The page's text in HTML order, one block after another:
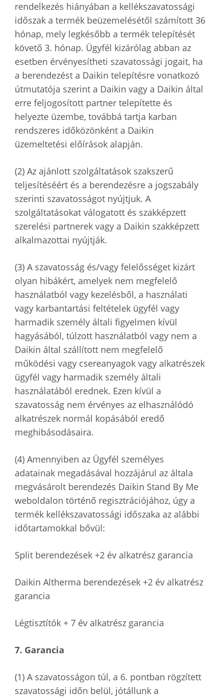
rendelkezés hiányában a kellékszavatossági
időszak a termék beüzemelésétől számított 36
hónap, mely legkésőbb a termék telepítését
követő 3. hónap. Ügyfél kizárólag abban az
esetben érvényesítheti szavatossági jogait, ha
a berendezést a Daikin telepítésre vonatkozó
útmutatója szerint a Daikin vagy a Daikin által
erre feljogosított partner telepítette és
helyezte üzembe, továbbá tartja karban
rendszeres időközönként a Daikin
üzemeltetési előírások alapján.
(2) Az ajánlott szolgáltatások szakszerű
teljesítéséért és a berendezésre a jogszabály
szerinti szavatosságot nyújtjuk. A
szolgáltatásokat válogatott és szakképzett
szerelési partnerek vagy a Daikin szakképzett
alkalmazottai nyújtják.
(3) A szavatosság és/vagy felelősséget kizárt
olyan hibákért, amelyek nem megfelelő
használatból vagy kezelésből, a használati
vagy karbantartási feltételek ügyfél vagy
harmadik személy általi figyelmen kívül
hagyásából, túlzott használatból vagy nem a
Daikin által szállított nem megfelelő
működési vagy csereanyagok vagy alkatrészek
ügyfél vagy harmadik személy általi
használatából erednek. Ezen kívül a
szavatosság nem érvényes az elhasználódó
alkatrészek normál kopásából eredő
meghibásodásaira.
(4) Amennyiben az Ügyfél személyes
adatainak megadásával hozzájárul az általa
megvásárolt berendezés Daikin Stand By Me
weboldalon történő regisztrációjához, úgy a
termék kellékszavatossági időszaka az alábbi
időtartamokkal bővül:
Split berendezések +2 év alkatrész garancia
Daikin Altherma berendezések +2 év alkatrész
garancia
Légtisztítók + 7 év alkatrész garancia
7. Garancia
(1) A szavatosságon túl, a 6. pontban rögzített
szavatossági időn belül, jótállunk a